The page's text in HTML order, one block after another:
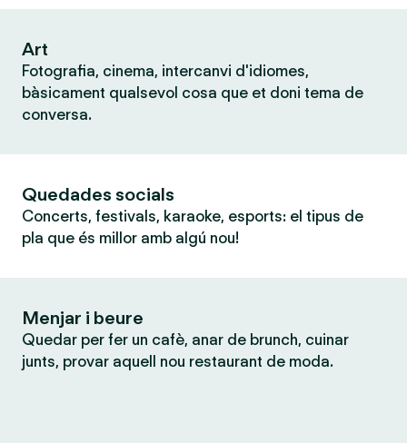
Art
Fotografia, cinema, intercanvi d'idiomes,
bàsicament qualsevol cosa que et doni tema de
conversa.
Quedades socials
Concerts, festivals, karaoke, esports: el tipus de
pla que és millor amb algú nou!
Menjar i beure
Quedar per fer un cafè, anar de brunch, cuinar
junts, provar aquell nou restaurant de moda.